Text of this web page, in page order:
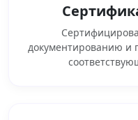
документированию и